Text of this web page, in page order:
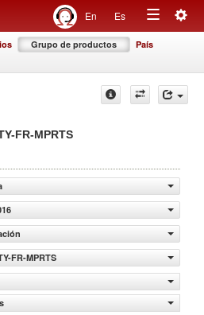
En Es
Toggle
Grupo de productos País
FR-MPRTS
FR-MPRTS